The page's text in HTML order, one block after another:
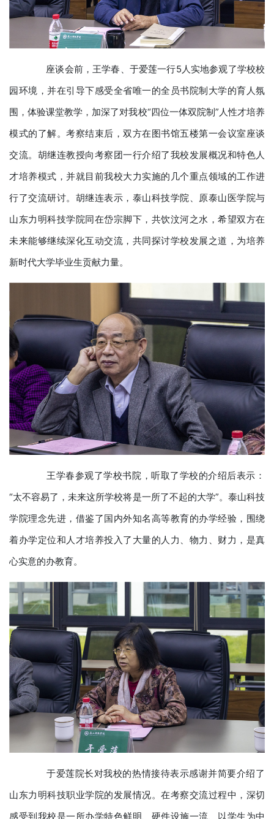
座谈会前，王学春、于爱莲一行5人实地参观了学校校
园环境，并在引导下感受全省唯一的全员书院制大学的育人氛
围，体验课堂教学，加深了对我校“四位一体双院制”人性才培养
模式的了解。考察结束后，双方在图书馆五楼第一会议室座谈
交流。胡继连教授向考察团一行介绍了我校发展概况和特色人
才培养模式，并就目前我校大力实施的几个重点领域的工作进
行了交流研讨。胡继连表示，泰山科技学院、原泰山医学院与
山东力明科技学院同在岱宗脚下，共饮汶河之水，希望双方在
未来能够继续深化互动交流，共同探讨学校发展之道，为培养
新时代大学毕业生贡献力量。
王学春参观了学校书院，听取了学校的介绍后表示：
“太不容易了，未来这所学校将是一所了不起的大学”。泰山科技
学院理念先进，借鉴了国内外知名高等教育的办学经验，围绕
着办学定位和人才培养投入了大量的人力、物力、财力，是真
心实意的办教育。
于爱莲院长对我校的热情接待表示感谢并简要介绍了
山东力明科技职业学院的发展情况。在考察交流过程中，深切
感受到我校是一所办学特色鲜明、硬件设施一流、以学生为中